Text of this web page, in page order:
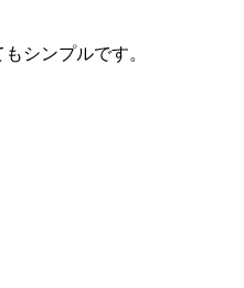
シンプルです。